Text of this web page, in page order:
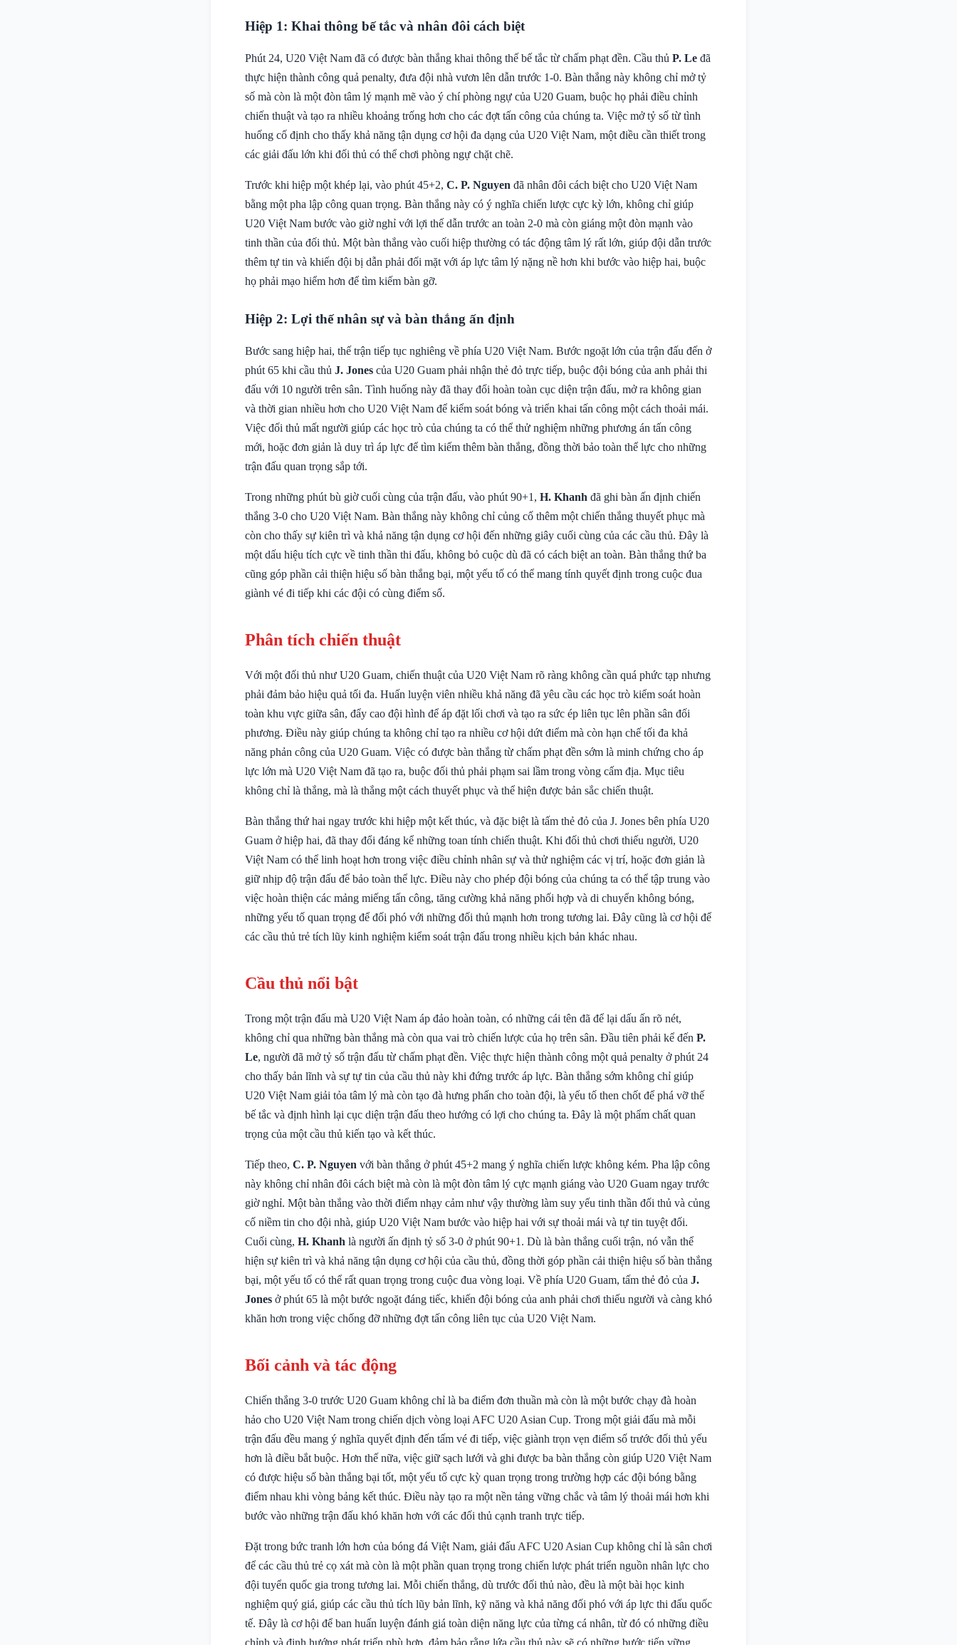
Hiệp 1: Khai thông bế tắc và nhân đôi cách biệt
Phút 24, U20 Việt Nam đã có được bàn thắng khai thông thế bế tắc từ chấm phạt đền. Cầu thủ P. Le đã
thực hiện thành công quả penalty, đưa đội nhà vươn lên dẫn trước 1-0. Bàn thắng này không chỉ mở tỷ
số mà còn là một đòn tâm lý mạnh mẽ vào ý chí phòng ngự của U20 Guam, buộc họ phải điều chỉnh
chiến thuật và tạo ra nhiều khoảng trống hơn cho các đợt tấn công của chúng ta. Việc mở tỷ số từ tình
huống cố định cho thấy khả năng tận dụng cơ hội đa dạng của U20 Việt Nam, một điều cần thiết trong
các giải đấu lớn khi đối thủ có thể chơi phòng ngự chặt chẽ.
Trước khi hiệp một khép lại, vào phút 45+2, C. P. Nguyen đã nhân đôi cách biệt cho U20 Việt Nam
bằng một pha lập công quan trọng. Bàn thắng này có ý nghĩa chiến lược cực kỳ lớn, không chỉ giúp
U20 Việt Nam bước vào giờ nghỉ với lợi thế dẫn trước an toàn 2-0 mà còn giáng một đòn mạnh vào
tinh thần của đối thủ. Một bàn thắng vào cuối hiệp thường có tác động tâm lý rất lớn, giúp đội dẫn trước
thêm tự tin và khiến đội bị dẫn phải đối mặt với áp lực tâm lý nặng nề hơn khi bước vào hiệp hai, buộc
họ phải mạo hiểm hơn để tìm kiếm bàn gỡ.
Hiệp 2: Lợi thế nhân sự và bàn thắng ấn định
Bước sang hiệp hai, thế trận tiếp tục nghiêng về phía U20 Việt Nam. Bước ngoặt lớn của trận đấu đến ở
phút 65 khi cầu thủ J. Jones của U20 Guam phải nhận thẻ đỏ trực tiếp, buộc đội bóng của anh phải thi
đấu với 10 người trên sân. Tình huống này đã thay đổi hoàn toàn cục diện trận đấu, mở ra không gian
và thời gian nhiều hơn cho U20 Việt Nam để kiểm soát bóng và triển khai tấn công một cách thoải mái.
Việc đối thủ mất người giúp các học trò của chúng ta có thể thử nghiệm những phương án tấn công
mới, hoặc đơn giản là duy trì áp lực để tìm kiếm thêm bàn thắng, đồng thời bảo toàn thể lực cho những
trận đấu quan trọng sắp tới.
Trong những phút bù giờ cuối cùng của trận đấu, vào phút 90+1, H. Khanh đã ghi bàn ấn định chiến
thắng 3-0 cho U20 Việt Nam. Bàn thắng này không chỉ củng cố thêm một chiến thắng thuyết phục mà
còn cho thấy sự kiên trì và khả năng tận dụng cơ hội đến những giây cuối cùng của các cầu thủ. Đây là
một dấu hiệu tích cực về tinh thần thi đấu, không bỏ cuộc dù đã có cách biệt an toàn. Bàn thắng thứ ba
cũng góp phần cải thiện hiệu số bàn thắng bại, một yếu tố có thể mang tính quyết định trong cuộc đua
giành vé đi tiếp khi các đội có cùng điểm số.
Phân tích chiến thuật
Với một đối thủ như U20 Guam, chiến thuật của U20 Việt Nam rõ ràng không cần quá phức tạp nhưng
phải đảm bảo hiệu quả tối đa. Huấn luyện viên nhiều khả năng đã yêu cầu các học trò kiểm soát hoàn
toàn khu vực giữa sân, đẩy cao đội hình để áp đặt lối chơi và tạo ra sức ép liên tục lên phần sân đối
phương. Điều này giúp chúng ta không chỉ tạo ra nhiều cơ hội dứt điểm mà còn hạn chế tối đa khả
năng phản công của U20 Guam. Việc có được bàn thắng từ chấm phạt đền sớm là minh chứng cho áp
lực lớn mà U20 Việt Nam đã tạo ra, buộc đối thủ phải phạm sai lầm trong vòng cấm địa. Mục tiêu
không chỉ là thắng, mà là thắng một cách thuyết phục và thể hiện được bản sắc chiến thuật.
Bàn thắng thứ hai ngay trước khi hiệp một kết thúc, và đặc biệt là tấm thẻ đỏ của J. Jones bên phía U20
Guam ở hiệp hai, đã thay đổi đáng kể những toan tính chiến thuật. Khi đối thủ chơi thiếu người, U20
Việt Nam có thể linh hoạt hơn trong việc điều chỉnh nhân sự và thử nghiệm các vị trí, hoặc đơn giản là
giữ nhịp độ trận đấu để bảo toàn thể lực. Điều này cho phép đội bóng của chúng ta có thể tập trung vào
việc hoàn thiện các mảng miếng tấn công, tăng cường khả năng phối hợp và di chuyển không bóng,
những yếu tố quan trọng để đối phó với những đối thủ mạnh hơn trong tương lai. Đây cũng là cơ hội để
các cầu thủ trẻ tích lũy kinh nghiệm kiểm soát trận đấu trong nhiều kịch bản khác nhau.
Cầu thủ nổi bật
Trong một trận đấu mà U20 Việt Nam áp đảo hoàn toàn, có những cái tên đã để lại dấu ấn rõ nét,
không chỉ qua những bàn thắng mà còn qua vai trò chiến lược của họ trên sân. Đầu tiên phải kể đến P.
Le, người đã mở tỷ số trận đấu từ chấm phạt đền. Việc thực hiện thành công một quả penalty ở phút 24
cho thấy bản lĩnh và sự tự tin của cầu thủ này khi đứng trước áp lực. Bàn thắng sớm không chỉ giúp
U20 Việt Nam giải tỏa tâm lý mà còn tạo đà hưng phấn cho toàn đội, là yếu tố then chốt để phá vỡ thế
bế tắc và định hình lại cục diện trận đấu theo hướng có lợi cho chúng ta. Đây là một phẩm chất quan
trọng của một cầu thủ kiến tạo và kết thúc.
Tiếp theo, C. P. Nguyen với bàn thắng ở phút 45+2 mang ý nghĩa chiến lược không kém. Pha lập công
này không chỉ nhân đôi cách biệt mà còn là một đòn tâm lý cực mạnh giáng vào U20 Guam ngay trước
giờ nghỉ. Một bàn thắng vào thời điểm nhạy cảm như vậy thường làm suy yếu tinh thần đối thủ và củng
cố niềm tin cho đội nhà, giúp U20 Việt Nam bước vào hiệp hai với sự thoải mái và tự tin tuyệt đối.
Cuối cùng, H. Khanh là người ấn định tỷ số 3-0 ở phút 90+1. Dù là bàn thắng cuối trận, nó vẫn thể
hiện sự kiên trì và khả năng tận dụng cơ hội của cầu thủ, đồng thời góp phần cải thiện hiệu số bàn thắng
bại, một yếu tố có thể rất quan trọng trong cuộc đua vòng loại. Về phía U20 Guam, tấm thẻ đỏ của J.
Jones ở phút 65 là một bước ngoặt đáng tiếc, khiến đội bóng của anh phải chơi thiếu người và càng khó
khăn hơn trong việc chống đỡ những đợt tấn công liên tục của U20 Việt Nam.
Bối cảnh và tác động
Chiến thắng 3-0 trước U20 Guam không chỉ là ba điểm đơn thuần mà còn là một bước chạy đà hoàn
hảo cho U20 Việt Nam trong chiến dịch vòng loại AFC U20 Asian Cup. Trong một giải đấu mà mỗi
trận đấu đều mang ý nghĩa quyết định đến tấm vé đi tiếp, việc giành trọn vẹn điểm số trước đối thủ yếu
hơn là điều bắt buộc. Hơn thế nữa, việc giữ sạch lưới và ghi được ba bàn thắng còn giúp U20 Việt Nam
có được hiệu số bàn thắng bại tốt, một yếu tố cực kỳ quan trọng trong trường hợp các đội bóng bằng
điểm nhau khi vòng bảng kết thúc. Điều này tạo ra một nền tảng vững chắc và tâm lý thoải mái hơn khi
bước vào những trận đấu khó khăn hơn với các đối thủ cạnh tranh trực tiếp.
Đặt trong bức tranh lớn hơn của bóng đá Việt Nam, giải đấu AFC U20 Asian Cup không chỉ là sân chơi
để các cầu thủ trẻ cọ xát mà còn là một phần quan trọng trong chiến lược phát triển nguồn nhân lực cho
đội tuyển quốc gia trong tương lai. Mỗi chiến thắng, dù trước đối thủ nào, đều là một bài học kinh
nghiệm quý giá, giúp các cầu thủ tích lũy bản lĩnh, kỹ năng và khả năng đối phó với áp lực thi đấu quốc
tế. Đây là cơ hội để ban huấn luyện đánh giá toàn diện năng lực của từng cá nhân, từ đó có những điều
chỉnh và định hướng phát triển phù hợp, đảm bảo rằng lứa cầu thủ này sẽ có những bước tiến vững